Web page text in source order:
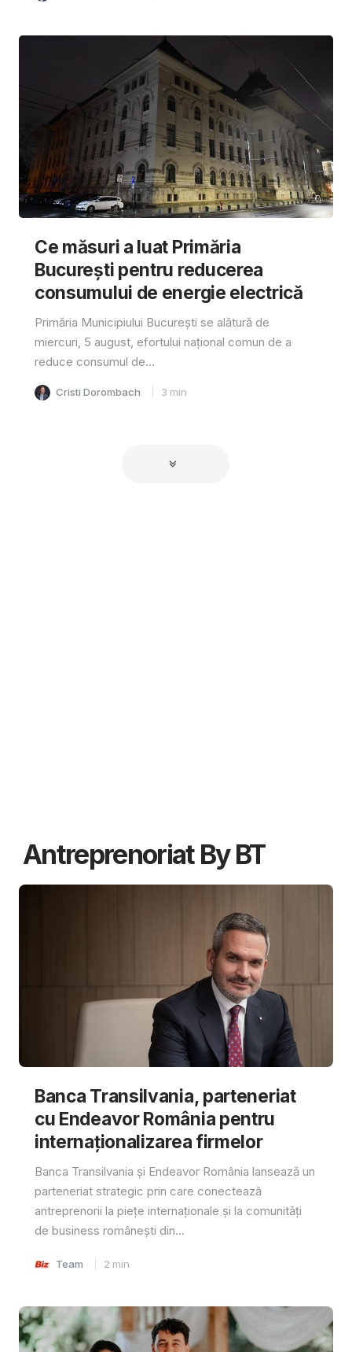
Ce măsuri a luat Primăria
București pentru reducerea
consumului de energie electrică
Primăria Municipiului București se alătură de
miercuri, 5 august, efortului național comun de a
reduce consumul de...
Cristi Dorombach 3 min
Antreprenoriat By BT
Banca Transilvania, parteneriat
cu Endeavor România pentru
internaționalizarea firmelor
Banca Transilvania și Endeavor România lansează un
parteneriat strategic prin care conectează
antreprenorii la piețe internaționale și la comunități
de business românești din...
Team 2 min